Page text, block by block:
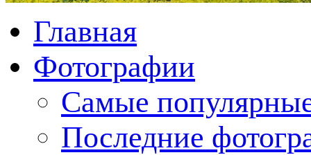
Главная
Фотографии
Cамые
Последние